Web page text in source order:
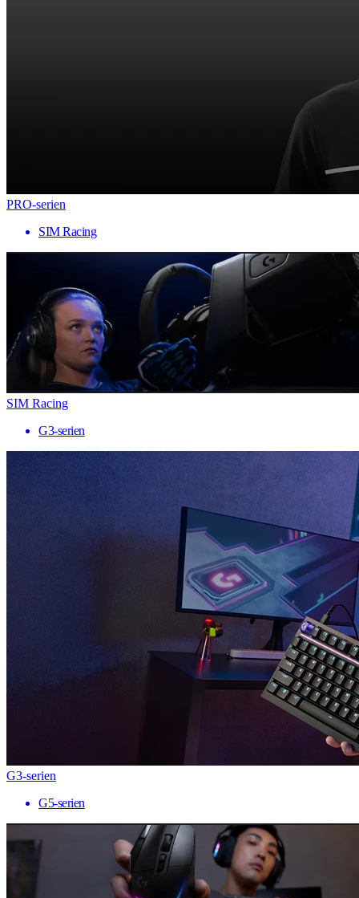
PRO-serien
SIM Racing
SIM Racing
G3-serien
G3-serien
G5-serien